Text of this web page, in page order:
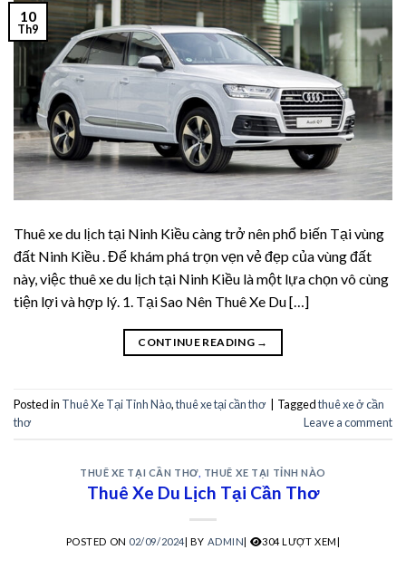
güncel giriş
Maç Tv
giriş
10
Th9
Thuê xe du lịch tại Ninh Kiều càng trở nên phổ biến Tại vùng
đất Ninh Kiều . Để khám phá trọn vẹn vẻ đẹp của vùng đất
này, việc thuê xe du lịch tại Ninh Kiều là một lựa chọn vô cùng
tiện lợi và hợp lý. 1. Tại Sao Nên Thuê Xe Du […]
CONTINUE READING →
Posted in Thuê Xe Tại Tỉnh Nào,thuê xe tại cần thơ Taggedthuê xe ở cần
thơ
Leave a comment
THUÊ XE TẠI CẦN THƠ, THUÊ XE TẠI TỈNH NÀO
Thuê Xe Du Lịch Tại Cần Thơ
POSTED ON 02/09/2024 BY ADMIN 304 LƯỢT XEM|